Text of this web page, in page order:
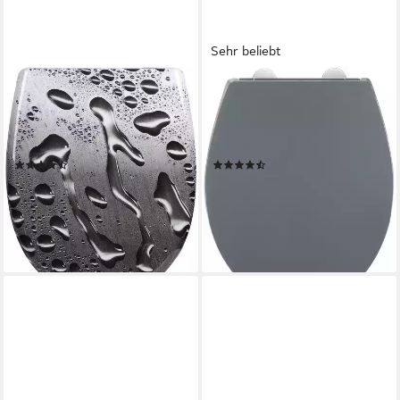
WOLTU
WC-Sitz (1-St), mit
Absenkautomatik, Duroplast,
Fast Fix/Schnellbefestigung
(111)
39,78 € UVP56,99 €
-30%
lieferbar - in 4-5 Werktagen bei dir
+4
Sehr beliebt
WENKO
WC-Sitz Ostuni (1-St),
Thermoplast, belastbar mit